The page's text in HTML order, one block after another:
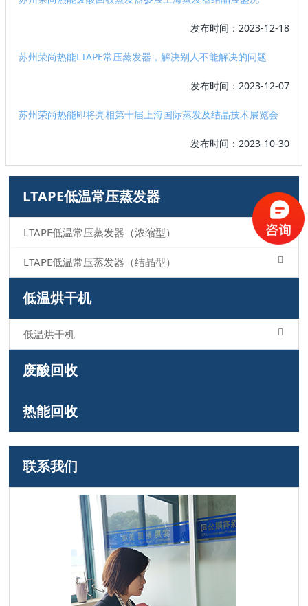
发布时间：2023-12-18
苏州荣尚热能LTAPE常压蒸发器，解决别人不能解决的问题
发布时间：2023-12-07
苏州荣尚热能即将亮相第十届上海国际蒸发及结晶技术展览会
发布时间：2023-10-30
LTAPE低温常压蒸发器
LTAPE低温常压蒸发器（浓缩型）
LTAPE低温常压蒸发器（结晶型）
低温烘干机
低温烘干机
废酸回收
热能回收
联系我们